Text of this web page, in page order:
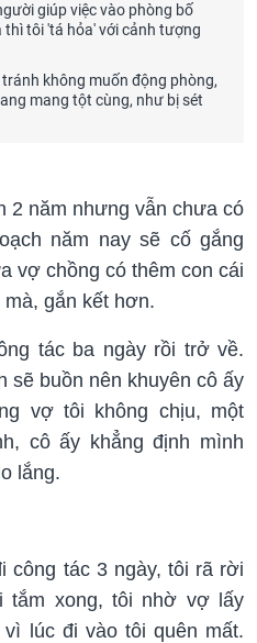
giúp việc vào phòng bố
thì tôi 'tá hỏa' với cảnh tượng
không muốn động phòng,
mang tột cùng, như bị sét
2 năm nhưng vẫn chưa có
năm nay sẽ cố gắng
vợ chồng có thêm con cái
gắn kết hơn.
tác ba ngày rồi trở về.
sẽ buồn nên khuyên cô ấy
vợ tôi không chịu, một
cô ấy khẳng định mình
lắng.
công tác 3 ngày, tôi rã rời
tắm xong, tôi nhờ vợ lấy
lúc đi vào tôi quên mất.